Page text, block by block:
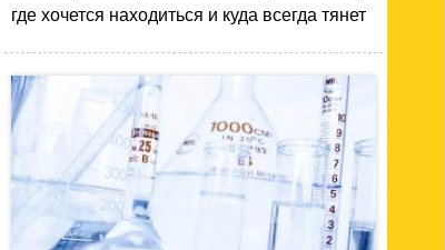
где хочется находиться и куда всегда тянет